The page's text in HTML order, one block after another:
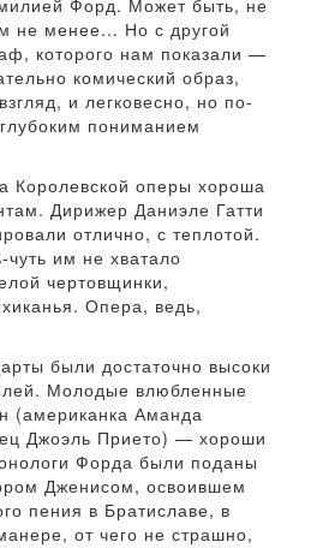
Форд. Может быть, не
не менее... Но с другой
которого нам показали —
комический образ,
и легковесно, но по-
пониманием
Королевской оперы хороша
Дирижер Даниэле Гатти
отлично, с теплотой.
им не хватало
чертовщинки,
Опера, ведь,
были достаточно высоки
Молодые влюбленные
(американка Аманда
Джоэль Прието) — хороши
Форда были поданы
Дженисом, освоившем
пения в Братиславе, в
от чего не страшно,